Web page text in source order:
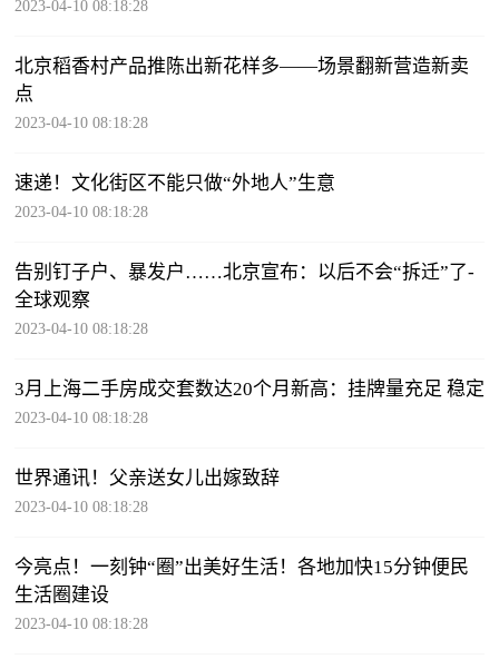
2023-04-10 08:18:28
北京稻香村产品推陈出新花样多——场景翻新营造新卖
点
2023-04-10 08:18:28
速递！文化街区不能只做“外地人”生意
2023-04-10 08:18:28
告别钉子户、暴发户……北京宣布：以后不会“拆迁”了-
全球观察
2023-04-10 08:18:28
3月上海二手房成交套数达20个月新高：挂牌量充足 稳定
2023-04-10 08:18:28
世界通讯！父亲送女儿出嫁致辞
2023-04-10 08:18:28
今亮点！一刻钟“圈”出美好生活！各地加快15分钟便民
生活圈建设
2023-04-10 08:18:28